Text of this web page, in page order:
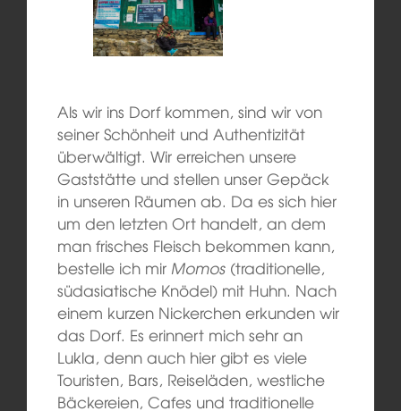
Als wir ins Dorf kommen, sind wir von
seiner Schönheit und Authentizität
überwältigt. Wir erreichen unsere
Gaststätte und stellen unser Gepäck
in unseren Räumen ab. Da es sich hier
um den letzten Ort handelt, an dem
man frisches Fleisch bekommen kann,
bestelle ich mir Momos(traditionelle,
südasiatische Knödel) mit Huhn. Nach
einem kurzen Nickerchen erkunden wir
das Dorf. Es erinnert mich sehr an
Lukla, denn auch hier gibt es viele
Touristen, Bars, Reiseläden, westliche
Bäckereien, Cafes und traditionelle